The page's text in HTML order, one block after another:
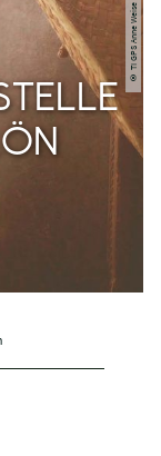
© TI GPS Anne Weise